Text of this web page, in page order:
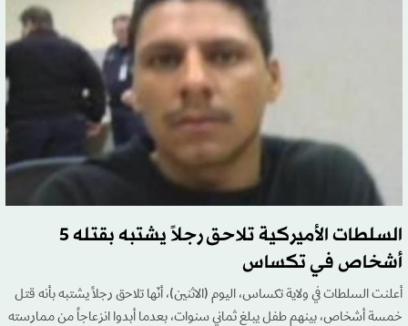
السلطات الأميركية تلاحق رجلاً يشتبه بقتله 5
أشخاص في تكساس
أعلنت السلطات في ولاية تكساس، اليوم (الاثنين)، أنّها تلاحق رجلاً يشتبه بأنه قتل
خمسة أشخاص، بينهم طفل يبلغ ثماني سنوات، بعدما أبدوا انزعاجاً من ممارسته